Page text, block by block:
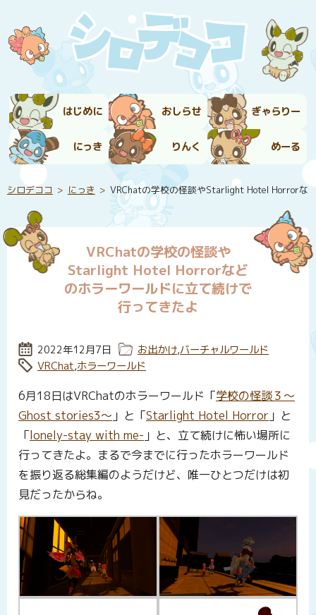
はじめに おしらせ ぎゃらりー
にっき りんく めーる
シロデココ にっき VRChatの学校の怪談やStarlight Hotel Horrorな
VRChatの学校の怪談や
Starlight Hotel Horrorなど
のホラーワールドに立て続けで
行ってきたよ
投稿日:
2022年12月7日 カテゴリー:
お出かけ,バーチャルワールド
タグ:
VRChat,ホラーワールド
6月18日はVRChatのホラーワールド「学校の怪談３～
Ghost stories3～ 」と「Starlight Hotel Horror 」と
「lonely-stay with me- 」と、立て続けに怖い場所に
行ってきたよ。まるで今までに行ったホラーワールド
を振り返る総集編のようだけど、唯一ひとつだけは初
見だったからね。